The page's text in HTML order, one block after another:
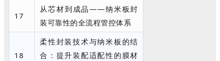
17
从芯材到成品——纳米板封
装可靠性的全流程管控体系
18
柔性封装技术与纳米板的结
合：提升装配适配性的膜材